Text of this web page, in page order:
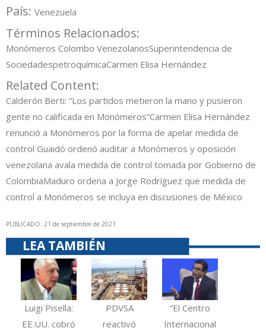
País: Venezuela
Términos Relacionados:
Monómeros Colombo VenezolanosSuperintendencia de
SociedadespetroquímicaCarmen Elisa Hernández
Related Content:
Calderón Berti: “Los partidos metieron la mano y pusieron
gente no calificada en Monómeros”Carmen Elisa Hernández
renunció a Monómeros por la forma de apelar medida de
control Guaidó ordenó auditar a Monómeros y oposición
venezolana avala medida de control tomada por Gobierno de
ColombiaMaduro ordena a Jorge Rodríguez que medida de
control a Monómeros se incluya en discusiones de México
PUBLICADO: 21 de septiembre de 2021
LEA TAMBIÉN
Luigi Pisella:
EE.UU. cobró
PDVSA
reactivó
“El Centro
Internacional